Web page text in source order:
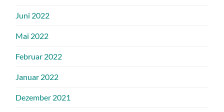
Juni 2022
Mai 2022
Februar 2022
Januar 2022
Dezember 2021